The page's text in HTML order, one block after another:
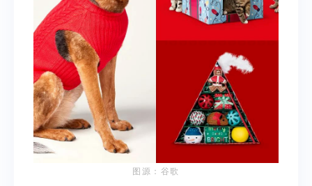
图源：谷歌